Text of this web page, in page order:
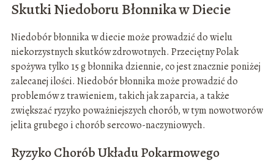
Skutki Niedoboru Błonnika w Diecie
Niedobór błonnika w diecie może prowadzić do wielu
niekorzystnych skutków zdrowotnych. Przeciętny Polak
spożywa tylko 15 g błonnika dziennie, co jest znacznie poniżej
zalecanej ilości. Niedobór błonnika może prowadzić do
problemów z trawieniem, takich jak zaparcia, a także
zwiększać ryzyko poważniejszych chorób, w tym nowotworów
jelita grubego i chorób sercowo-naczyniowych.
Ryzyko Chorób Układu Pokarmowego